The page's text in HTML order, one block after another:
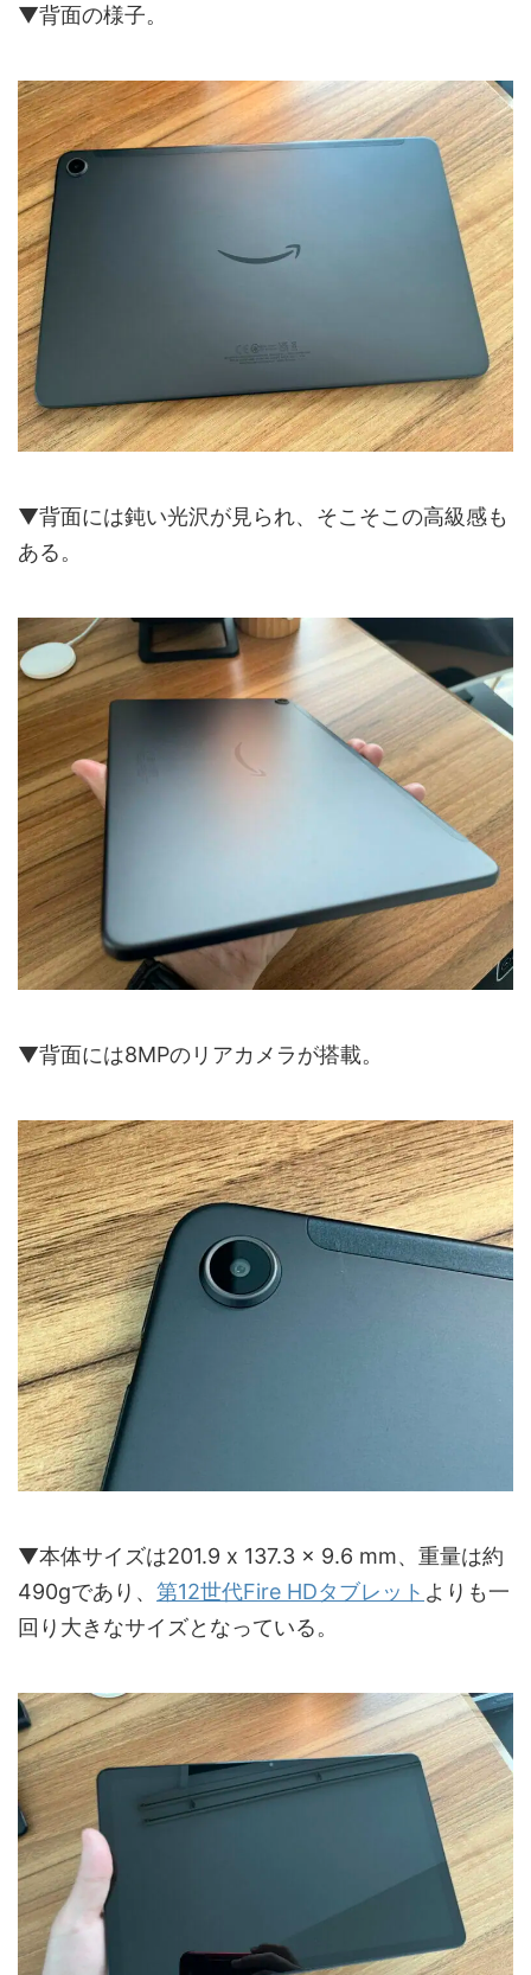
▼背面の様子。
▼背面には鈍い光沢が見られ、そこそこの高級感も
ある。
▼背面には8MPのリアカメラが搭載。
▼本体サイズは201.9 x 137.3 x 9.6 mm、重量は約
490gであり、 第12世代Fire HDタブレット よりも一
回り大きなサイズとなっている。